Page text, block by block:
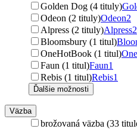
Golden Dog (4 tituly)
Odeon (2 tituly)Odeon2
Alpress (2 tituly)Alpress2
Bloomsbury (1 titul)
OneHotBook (1 titul)
Faun (1 titul)Faun1
Rebis (1 titul)Rebis1
Ďalšie možnosti
Väzba
brožovaná väzba (33